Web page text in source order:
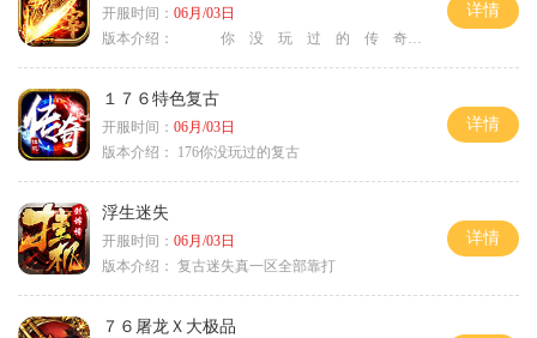
开服时间： 06月/03日
版本介绍：
你 没 玩 过 的 传 奇
详情
１７６特色复古
开服时间： 06月/03日
版本介绍：
176你没玩过的复古
详情
浮生迷失
开服时间： 06月/03日
版本介绍： 复古迷失真一区全部靠打
详情
７６屠龙Ｘ大极品